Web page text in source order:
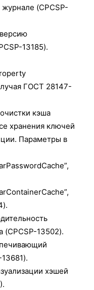
(CPCSP-
13185).
ГОСТ 28147-
кэша
хранения ключей
Параметры в
(CPCSP-13502).
хэшей